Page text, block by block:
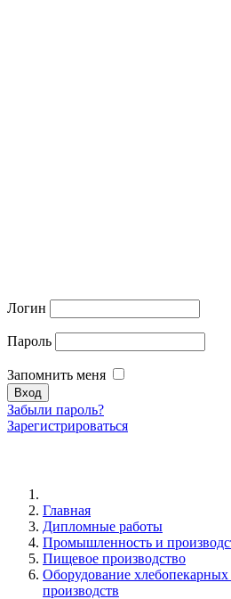
Логин
Пароль
Запомнить меня
Забыли пароль?
Зарегистрироваться
Главная
Дипломные работы
Промышленность и
Пищевое производство
Оборудование
производств